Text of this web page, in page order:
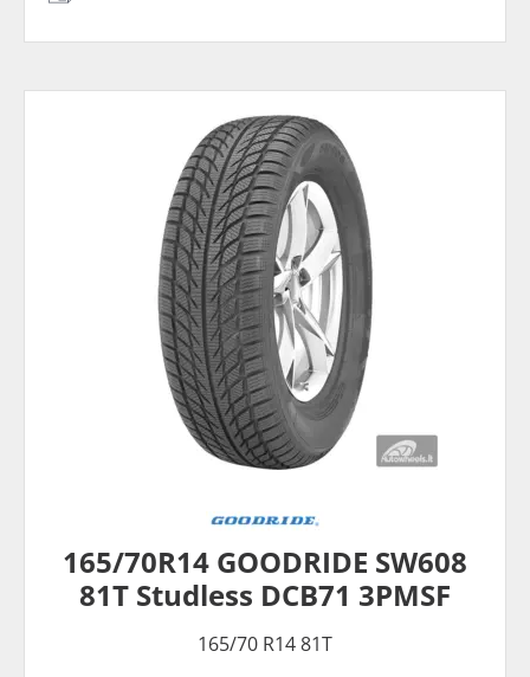
165/70R14 GOODRIDE SW608
81T Studless DCB71 3PMSF
165/70 R14 81T